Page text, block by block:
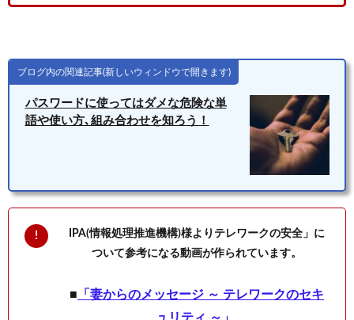
ブログ内の関連記事(新しいウィンドウで開きます)
パスワードに使ってはダメな危険な単
語や使い方､組み合わせを知ろう！
IPA(情報処理推進機構)様よりテレワークの安全」に
ついて参考になる動画が作られています。
■ 「妻からのメッセージ ～ テレワークのセキ